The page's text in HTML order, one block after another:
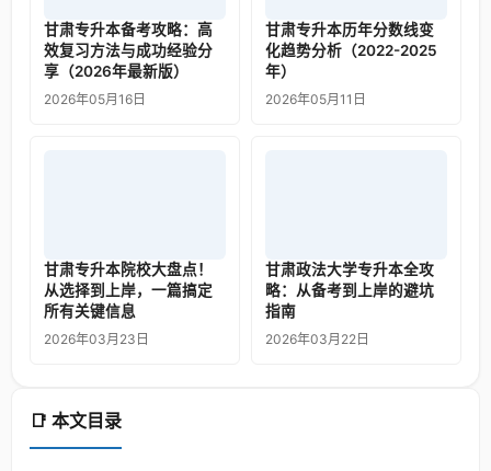
📑 本文目录
甘肃专升本备考攻略：高
效复习方法与成功经验分
享（2026年最新版）
2026年05月16日
甘肃专升本历年分数线变
化趋势分析（2022-2025
年）
2026年05月11日
甘肃专升本院校大盘点！
从选择到上岸，一篇搞定
所有关键信息
2026年03月23日
甘肃政法大学专升本全攻
略：从备考到上岸的避坑
指南
2026年03月22日